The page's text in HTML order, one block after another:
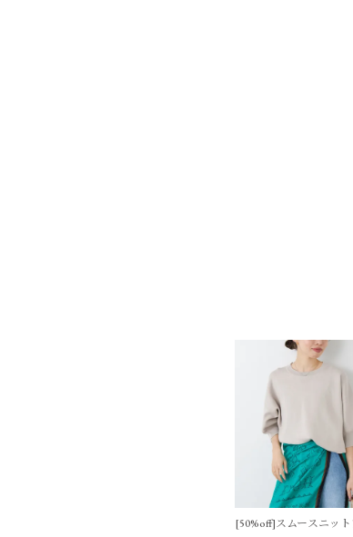
[50%off]スムースニッ